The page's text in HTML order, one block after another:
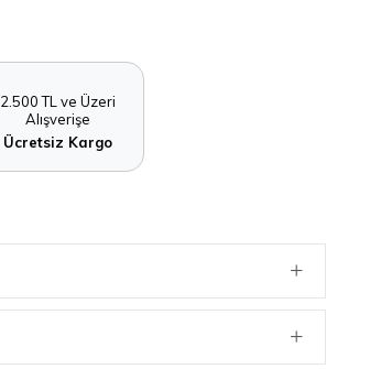
2.500 TL ve Üzeri
Alışverişe
Ücretsiz Kargo